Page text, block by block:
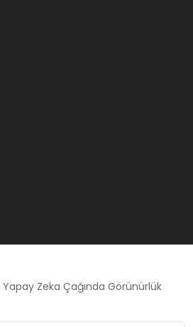
Zeka Çağında Görünürlük